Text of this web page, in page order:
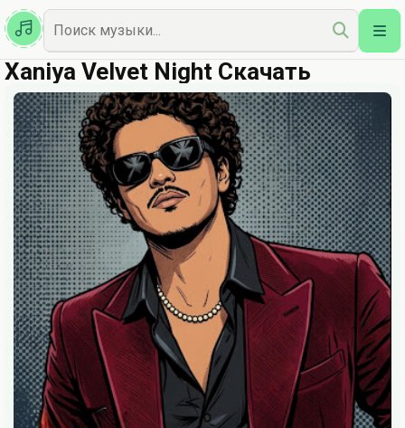
Казахская
Наш Топ
Xaniya Velvet Night Скачать